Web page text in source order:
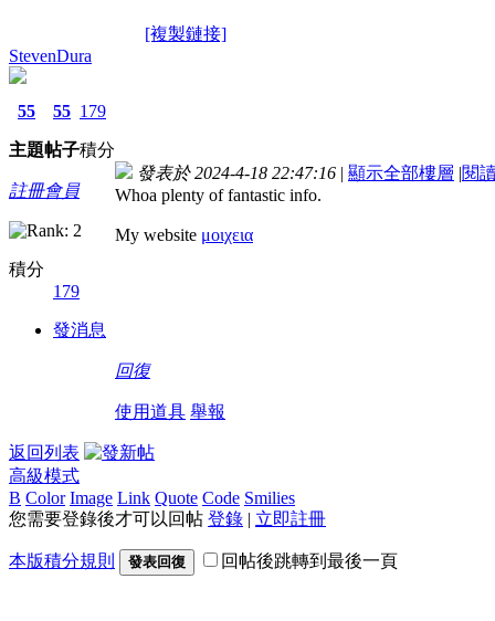
[複製鏈接]
StevenDura
55
主題
55
帖子
179
積分
註冊會員
積分
179
發消息
發表於 2024-4-18 22:47:16 | 顯示全部樓層 |閱
Whoa plenty of fantastic info.
My website μοιχεια
回復
使用道具 舉報
返回列表
高級模式
B Color Image Link Quote Code Smilies
您需要登錄後才可以回帖 登錄 | 立即註冊
本版積分規則 發表回復 回帖後跳轉到最後一頁